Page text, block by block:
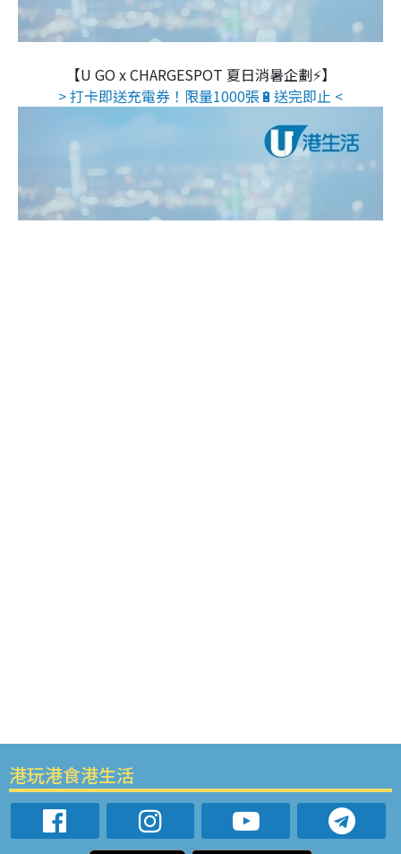
【U GO x CHARGESPOT 夏日消暑企劃⚡】
> 打卡即送充電券！限量1000張🔋送完即止 <
港玩港食港生活